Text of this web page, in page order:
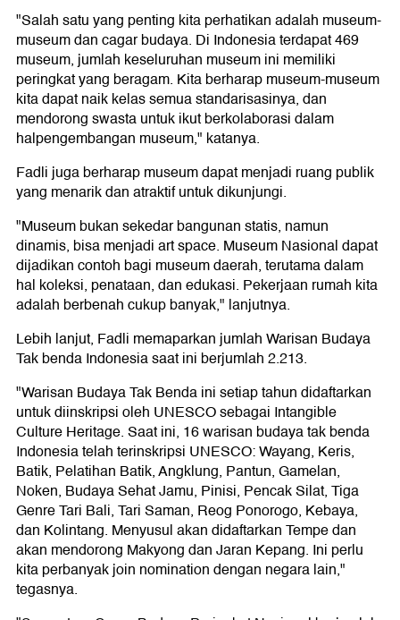
"Salah satu yang penting kita perhatikan adalah museum-
museum dan cagar budaya. Di Indonesia terdapat 469
museum, jumlah keseluruhan museum ini memiliki
peringkat yang beragam. Kita berharap museum-museum
kita dapat naik kelas semua standarisasinya, dan
mendorong swasta untuk ikut berkolaborasi dalam
halpengembangan museum," katanya.
Fadli juga berharap museum dapat menjadi ruang publik
yang menarik dan atraktif untuk dikunjungi.
"Museum bukan sekedar bangunan statis, namun
dinamis, bisa menjadi art space. Museum Nasional dapat
dijadikan contoh bagi museum daerah, terutama dalam
hal koleksi, penataan, dan edukasi. Pekerjaan rumah kita
adalah berbenah cukup banyak," lanjutnya.
Lebih lanjut, Fadli memaparkan jumlah Warisan Budaya
Tak benda Indonesia saat ini berjumlah 2.213.
"Warisan Budaya Tak Benda ini setiap tahun didaftarkan
untuk diinskripsi oleh UNESCO sebagai Intangible
Culture Heritage. Saat ini, 16 warisan budaya tak benda
Indonesia telah terinskripsi UNESCO: Wayang, Keris,
Batik, Pelatihan Batik, Angklung, Pantun, Gamelan,
Noken, Budaya Sehat Jamu, Pinisi, Pencak Silat, Tiga
Genre Tari Bali, Tari Saman, Reog Ponorogo, Kebaya,
dan Kolintang. Menyusul akan didaftarkan Tempe dan
akan mendorong Makyong dan Jaran Kepang. Ini perlu
kita perbanyak join nomination dengan negara lain,"
tegasnya.